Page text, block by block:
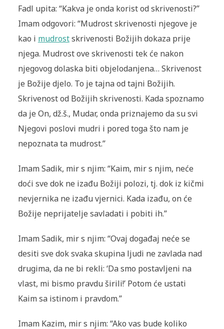
Fadl upita: “Kakva je onda korist od skrivenosti?”
Imam odgovori: “Mudrost skrivenosti njegove je
kao i mudrostskrivenosti Božijih dokaza prije
njega. Mudrost ove skrivenosti tek će nakon
njegovog dolaska biti objelodanjena… Skrivenost
je Božije djelo. To je tajna od tajni Božijih.
Skrivenost od Božijih skrivenosti. Kada spoznamo
da je On, dž.š., Mudar, onda priznajemo da su svi
Njegovi poslovi mudri i pored toga što nam je
nepoznata ta mudrost.”
Imam Sadik, mir s njim: “Kaim, mir s njim, neće
doći sve dok ne izađu Božiji polozi, tj. dok iz kičmi
nevjernika ne izađu vjernici. Kada izađu, on će
Božije neprijatelje savladati i pobiti ih.”
Imam Sadik, mir s njim: “Ovaj događaj neće se
desiti sve dok svaka skupina ljudi ne zavlada nad
drugima, da ne bi rekli: ‘Da smo postavljeni na
vlast, mi bismo pravdu širili!’ Potom će ustati
Kaim sa istinom i pravdom.”
Imam Kazim, mir s njim: “Ako vas bude koliko